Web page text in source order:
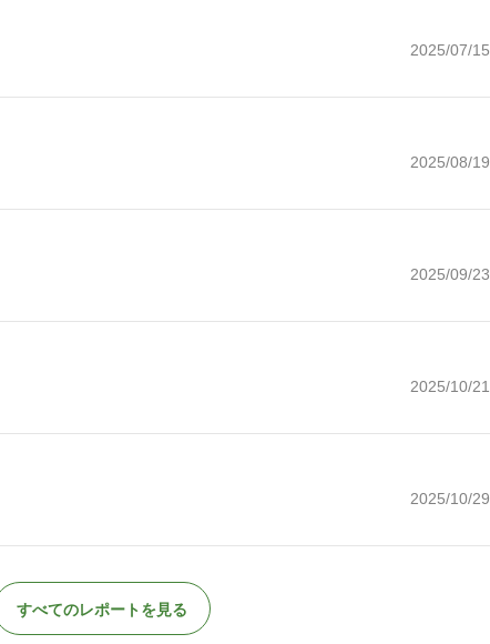
2025/07/15
2025/08/19
2025/09/23
2025/10/21
2025/10/29
すべてのレポートを見る